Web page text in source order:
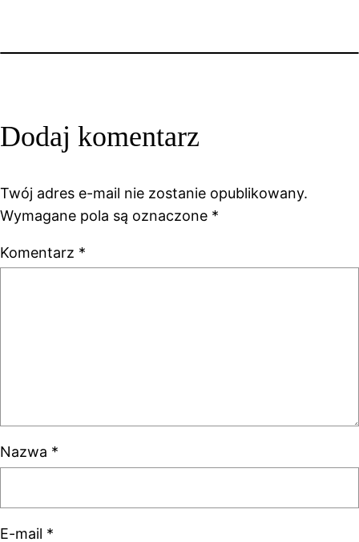
Dodaj komentarz
Twój adres e-mail nie zostanie opublikowany.
Wymagane pola są oznaczone *
Komentarz *
Nazwa *
E-mail *